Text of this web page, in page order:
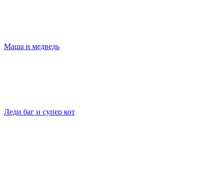
Маша и медведь
Леди баг и супер кот